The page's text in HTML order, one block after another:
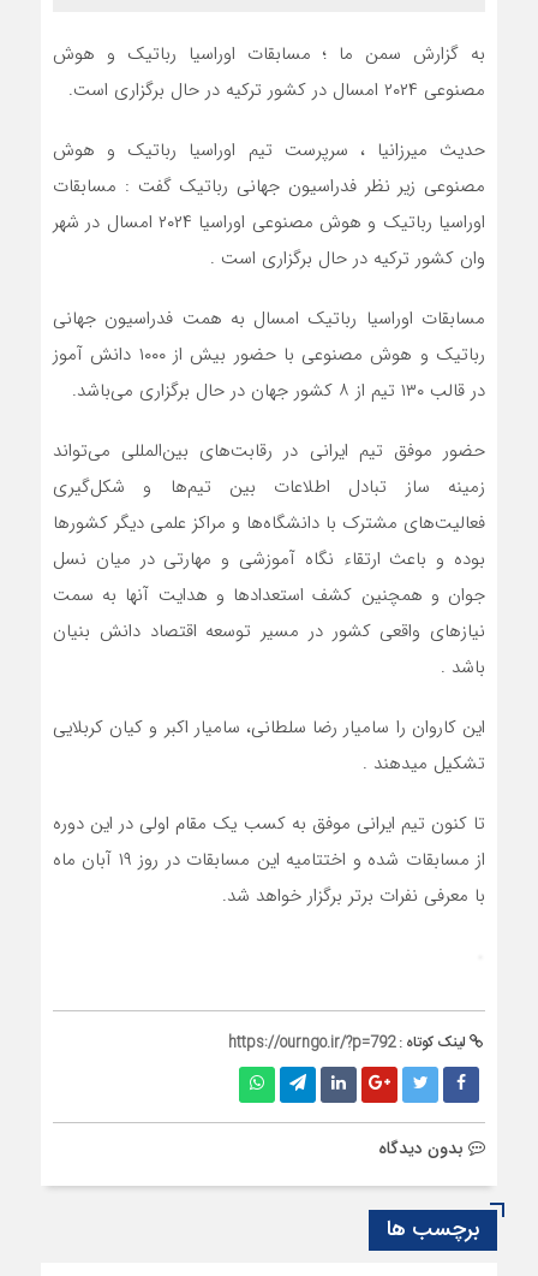
به گزارش سمن ما ؛ مسابقات اوراسیا رباتیک و هوش
مصنوعی ۲۰۲۴ امسال در کشور ترکیه در حال برگزاری است.
حدیث میرزانیا ، سرپرست تیم اوراسیا رباتیک و هوش
مصنوعی زیر نظر فدراسیون جهانی رباتیک گفت : مسابقات
اوراسیا رباتیک و هوش مصنوعی اوراسیا ۲۰۲۴ امسال در شهر
وان کشور ترکیه در حال برگزاری است .
مسابقات اوراسیا رباتیک امسال به همت فدراسیون جهانی
رباتیک و هوش مصنوعی با حضور بیش از ۱۰۰۰ دانش آموز
در قالب ۱۳۰ تیم از ۸ کشور جهان در حال برگزاری می‌باشد.
حضور موفق تیم ایرانی در رقابت‌های بین‌المللی می‌تواند
زمینه ساز تبادل اطلاعات بین تیم‌ها و شکل‌گیری
فعالیت‌های مشترک با دانشگاه‌ها و مراکز علمی دیگر کشورها
بوده و باعث ارتقاء نگاه آموزشی و مهارتی در میان نسل
جوان و همچنین کشف استعدادها و هدایت آنها به سمت
نیازهای واقعی کشور در مسیر توسعه اقتصاد دانش بنیان
باشد .
این کاروان را سامیار رضا سلطانی، سامیار اکبر و کیان کربلایی
تشکیل میدهند .
تا کنون تیم ایرانی موفق به کسب یک مقام اولی در این دوره
از مسابقات شده و اختتامیه این مسابقات در روز ۱۹ آبان ماه
با معرفی نفرات برتر برگزار خواهد شد.
لینک کوتاه :https://ourngo.ir/?p=792
بدون دیدگاه
برچسب ها